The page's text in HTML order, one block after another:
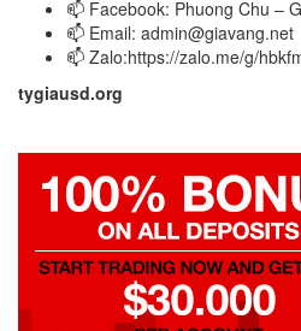
📫 Facebook: Phuong Chu –
📫 Email: admin@giavang.net
📫 Zalo:https://zalo.me/g/
tygiausd.org